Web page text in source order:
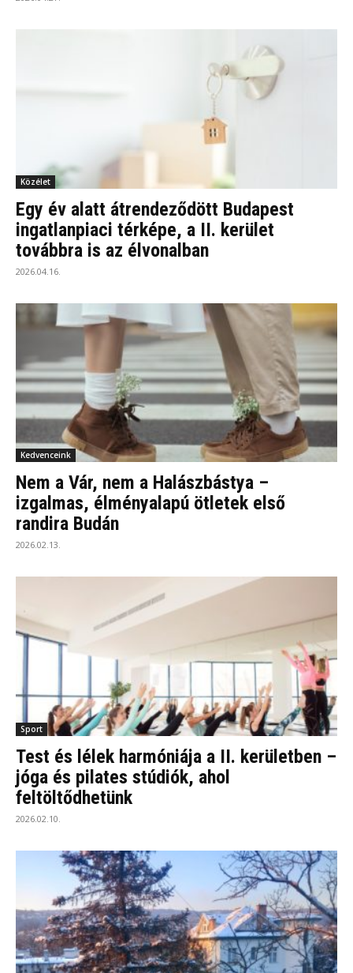
Közélet
Egy év alatt átrendeződött Budapest
ingatlanpiaci térképe, a II. kerület
továbbra is az élvonalban
2026.04.16.
Kedvenceink
Nem a Vár, nem a Halászbástya –
izgalmas, élményalapú ötletek első
randira Budán
2026.02.13.
Sport
Test és lélek harmóniája a II. kerületben –
jóga és pilates stúdiók, ahol
feltöltődhetünk
2026.02.10.